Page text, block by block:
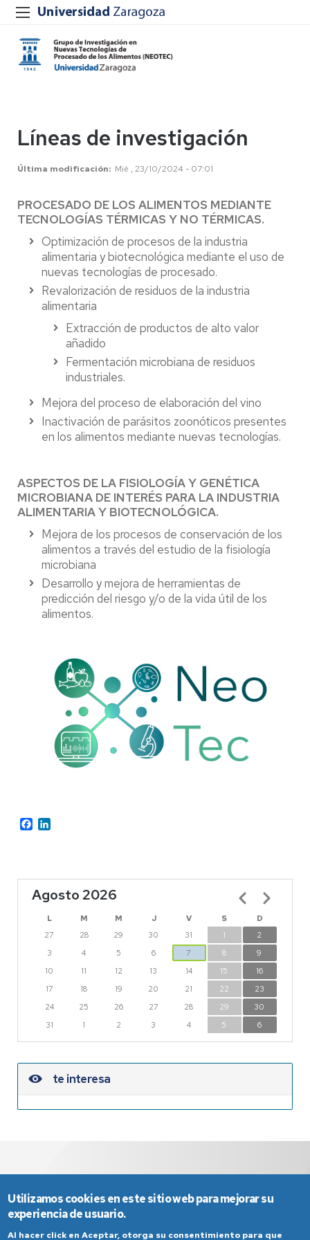
Líneas de investigación
Última modificación Mié , 23/10/2024 - 07:01
PROCESADO DE LOS ALIMENTOS MEDIANTE
TECNOLOGÍAS TÉRMICAS Y NO TÉRMICAS.
Optimización de procesos de la industria
alimentaria y biotecnológica mediante el uso de
nuevas tecnologías de procesado.
Revalorización de residuos de la industria
alimentaria
Extracción de productos de alto valor
añadido
Fermentación microbiana de residuos
industriales.
Mejora del proceso de elaboración del vino
Inactivación de parásitos zoonóticos presentes
en los alimentos mediante nuevas tecnologías.
ASPECTOS DE LA FISIOLOGÍA Y GENÉTICA
MICROBIANA DE INTERÉS PARA LA INDUSTRIA
ALIMENTARIA Y BIOTECNOLÓGICA.
Mejora de los procesos de conservación de los
alimentos a través del estudio de la fisiología
microbiana
Desarrollo y mejora de herramientas de
predicción del riesgo y/o de la vida útil de los
alimentos.
Facebook
Agosto 2026
L M M J V S
D
27
28 29 30 31 1
2
3
4 5 6 7 8
9
10
11 12 13 14 15
16
17
18 19 20 21 22
23
24
25 26 27 28 29
30
31
1 2 3 4 5 6
Paginación
te interesa
Utilizamos cookies en este sitio web para mejorar su
experiencia de usuario.
Al hacer click en Aceptar, otorga su consentimiento para que